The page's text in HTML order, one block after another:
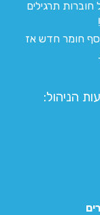
תרגילים
חומר חדש אז
הניהול: